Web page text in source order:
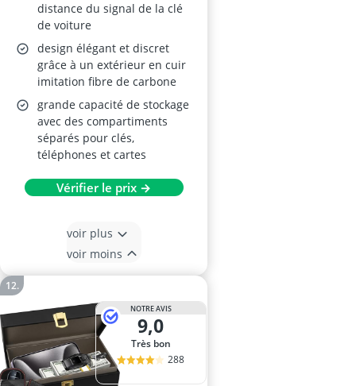
distance du signal de la clé
de voiture
design élégant et discret
grâce à un extérieur en cuir
imitation fibre de carbone
grande capacité de stockage
avec des compartiments
séparés pour clés,
téléphones et cartes
Vérifier le prix →
voir plus
voir moins
NOTRE AVIS
9,0
Très bon
288